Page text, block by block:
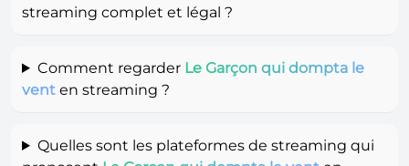
streaming complet et légal ?
Comment regarder Le Garçon qui dompta le
vent en streaming ?
Quelles sont les plateformes de streaming qui